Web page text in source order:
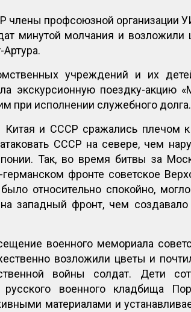
члены профсоюзной организации
минутой молчания и
учреждений и их
экскурсионную поездку-акцию
при исполнении служебного долга.
и СССР сражались плечом
СССР на севере, чем
Так, во время битвы за
фронте советское
относительно спокойно,
западный фронт, чем
военного мемориала
возложили цветы и
войны солдат. Дети
военного кладбища
материалами и